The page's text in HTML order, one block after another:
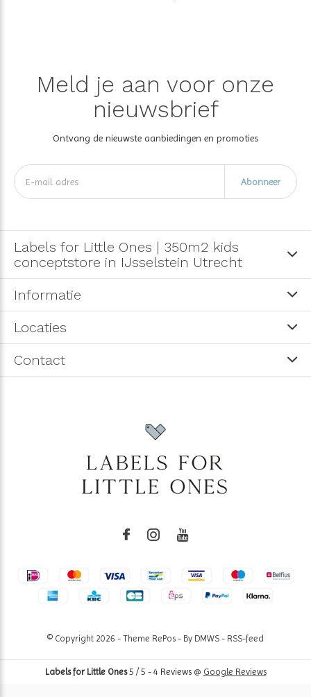
Meld je aan voor onze
nieuwsbrief
Ontvang de nieuwste aanbiedingen en promoties
Abonneer
Labels for Little Ones | 350m2 kids
conceptstore in IJsselstein Utrecht
Informatie
Locaties
Contact
© Copyright 2026 - Theme RePos - By DMWS - RSS-feed
Labels for Little Ones5 / 5 - 4 Reviews @ Google Reviews